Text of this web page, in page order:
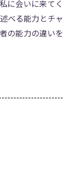
に会いに来てく
べる能力とチャ
の能力の違いを